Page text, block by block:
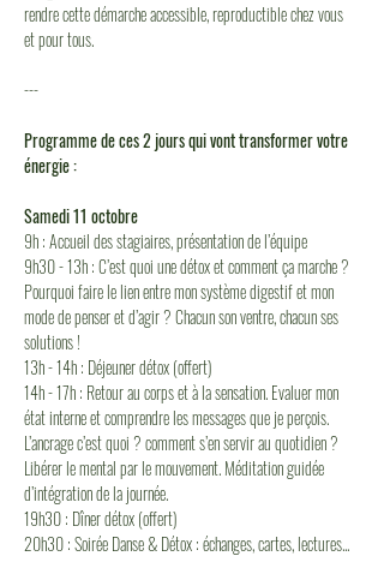
rendre cette démarche accessible, reproductible chez vous
et pour tous.
---
Programme de ces 2 jours qui vont transformer votre
énergie :
Samedi 11 octobre
9h : Accueil des stagiaires, présentation de l’équipe
9h30 - 13h : C’est quoi une détox et comment ça marche ?
Pourquoi faire le lien entre mon système digestif et mon
mode de penser et d’agir ? Chacun son ventre, chacun ses
solutions !
13h - 14h : Déjeuner détox (offert)
14h - 17h : Retour au corps et à la sensation. Evaluer mon
état interne et comprendre les messages que je perçois.
L’ancrage c’est quoi ? comment s’en servir au quotidien ?
Libérer le mental par le mouvement. Méditation guidée
d’intégration de la journée.
19h30 : Dîner détox (offert)
20h30 : Soirée Danse & Détox : échanges, cartes, lectures...